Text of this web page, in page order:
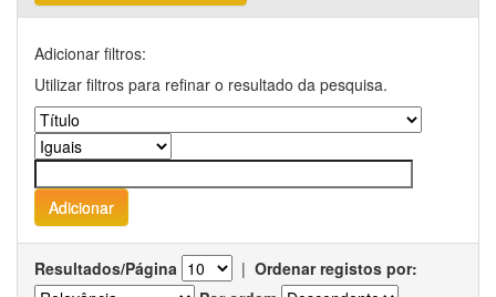
Adicionar filtros:
Utilizar filtros para refinar o resultado da pesquisa.
Resultados/Página | Ordenar registos por: